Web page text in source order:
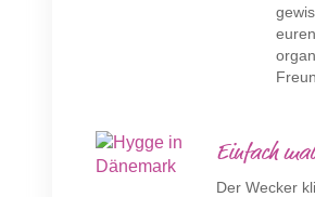
Einfach
Der Wecker